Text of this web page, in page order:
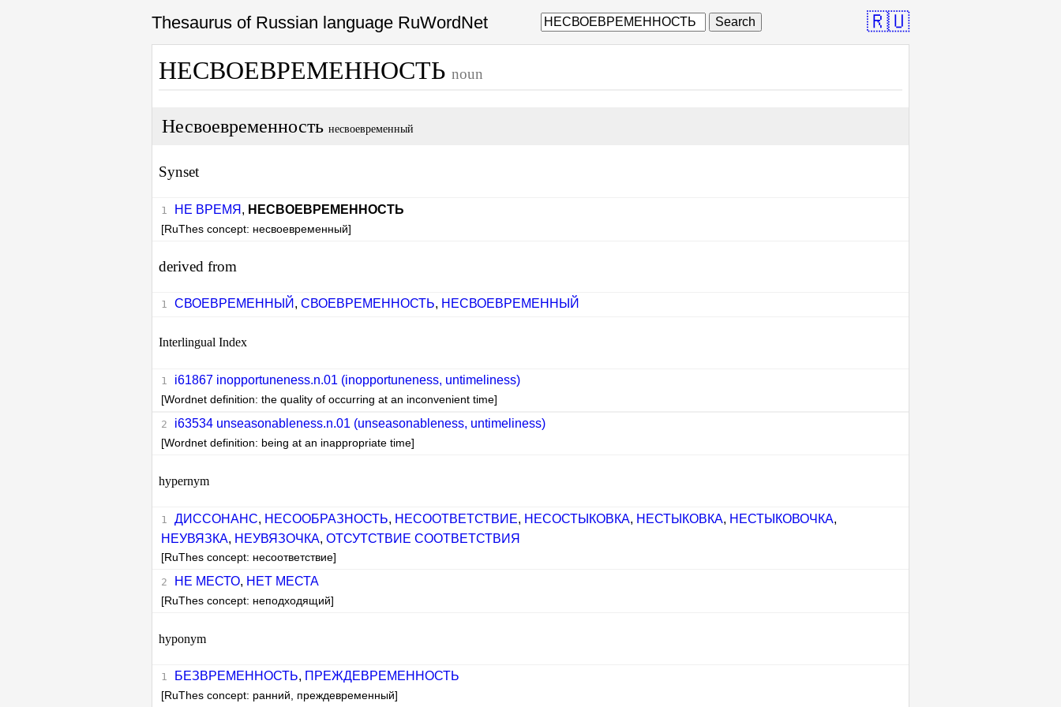
Thesaurus of Russian language RuWordNet Search 🇷🇺
НЕСВОЕВРЕМЕННОСТЬ noun
Несвоевременность несвоевременный
Synset
НЕ ВРЕМЯ , НЕСВОЕВРЕМЕННОСТЬ
[RuThes concept: несвоевременный]
derived from
СВОЕВРЕМЕННЫЙ , СВОЕВРЕМЕННОСТЬ, НЕСВОЕВРЕМЕННЫЙ
Interlingual Index
i61867 inopportuneness.n.01 (inopportuneness, untimeliness)
[Wordnet definition: the quality of occurring at an inconvenient time]
i63534 unseasonableness.n.01 (unseasonableness, untimeliness)
[Wordnet definition: being at an inappropriate time]
hypernym
ДИССОНАНС, НЕСООБРАЗНОСТЬ, НЕСООТВЕТСТВИЕ, НЕСОСТЫКОВКА, НЕСТЫКОВКА, НЕСТЫКОВОЧКА,
НЕУВЯЗКА, НЕУВЯЗОЧКА,ОТСУТСТВИЕ СООТВЕТСТВИЯ
[RuThes concept: несоответствие]
НЕ МЕСТО, НЕТ МЕСТА
[RuThes concept: неподходящий]
hyponym
БЕЗВРЕМЕННОСТЬ, ПРЕЖДЕВРЕМЕННОСТЬ
[RuThes concept: ранний, преждевременный]